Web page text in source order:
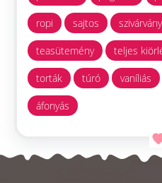
ropi sajtos szivárvány
teasütemény teljes
torták túró vaníliás
áfonyás